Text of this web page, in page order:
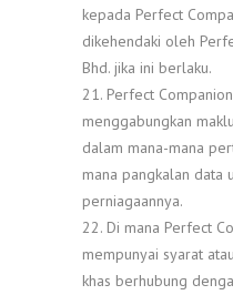
kepada Perfect
dikehendaki oleh
Bhd. jika ini berlaku.
21. Perfect
menggabungkan
dalam mana-mana
mana pangkalan data
perniagaannya.
22. Di mana Perfect
mempunyai syarat
khas berhubung